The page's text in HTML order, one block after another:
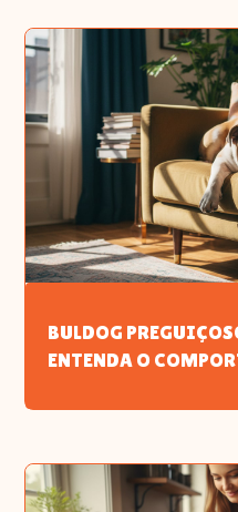
BULDOG
ENTENDA O